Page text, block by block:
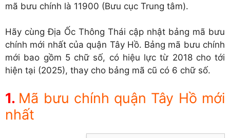
mã bưu chính là 11900 (Bưu cục Trung tâm).
Hãy cùng Địa Ốc Thông Thái cập nhật bảng mã bưu
chính mới nhất của quận Tây Hồ. Bảng mã bưu chính
mới bao gồm 5 chữ số, có hiệu lực từ 2018 cho tới
hiện tại (2025), thay cho bảng mã cũ có 6 chữ số.
Mã bưu chính quận Tây Hồ mới
nhất